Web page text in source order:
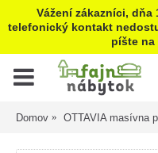
Vážení zákazníci, dňa
telefonický kontakt
píšte na
Domov OTTAVIA masívna